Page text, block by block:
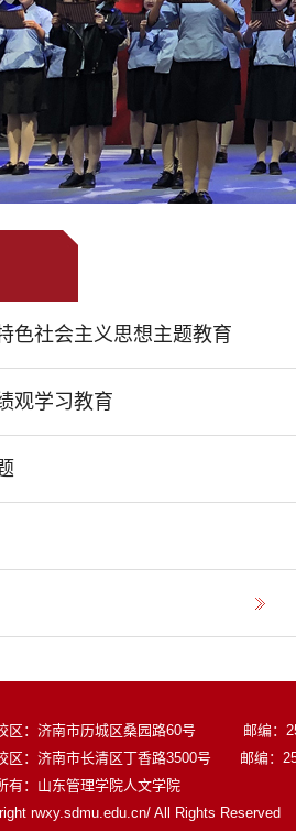
色社会主义思想主题教育
观学习教育
区：济南市历城区桑园路60号 邮编：
区：济南市长清区丁香路3500号 邮编：
有：山东管理学院人文学院
rwxy.sdmu.edu.cn/ All Rights Reserved